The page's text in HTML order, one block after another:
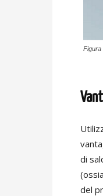
Figura
di
del